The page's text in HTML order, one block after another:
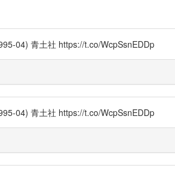
04) 青土社 https://t.co/WcpSsnEDDp
04) 青土社 https://t.co/WcpSsnEDDp